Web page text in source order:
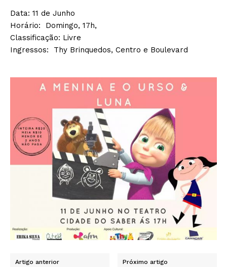
Data: 11 de Junho
Horário: Domingo, 17h,
Classificação: Livre
Ingressos: Thy Brinquedos, Centro e Boulevard
Artigo anterior Próximo artigo